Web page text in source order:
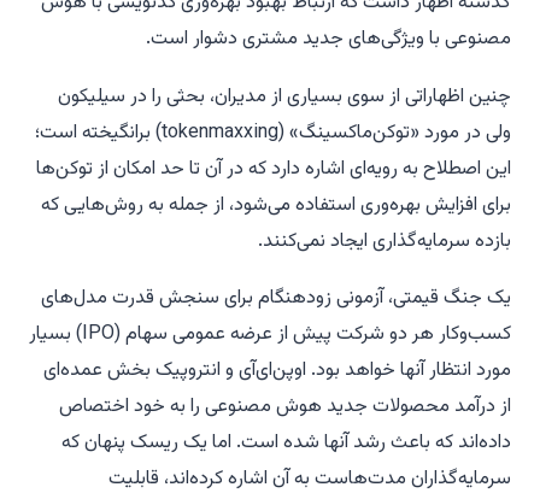
مصنوعی با ویژگی‌های جدید مشتری دشوار است.
چنین اظهاراتی از سوی بسیاری از مدیران، بحثی را در سیلیکون
ولی در مورد «توکن‌ماکسینگ» (tokenmaxxing) برانگیخته است؛
این اصطلاح به رویه‌ای اشاره دارد که در آن تا حد امکان از توکن‌ها
برای افزایش بهره‌وری استفاده می‌شود، از جمله به روش‌هایی که
بازده سرمایه‌گذاری ایجاد نمی‌کنند.
یک جنگ قیمتی، آزمونی زودهنگام برای سنجش قدرت مدل‌های
کسب‌وکار هر دو شرکت پیش از عرضه عمومی سهام (IPO) بسیار
مورد انتظار آنها خواهد بود. اوپن‌ای‌آی و انتروپیک بخش عمده‌ای
از درآمد محصولات جدید هوش مصنوعی را به خود اختصاص
داده‌اند که باعث رشد آنها شده است. اما یک ریسک پنهان که
سرمایه‌گذاران مدت‌هاست به آن اشاره کرده‌اند، قابلیت